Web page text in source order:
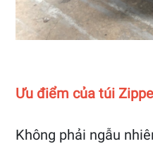
Ưu điểm của túi
Không phải ngẫu